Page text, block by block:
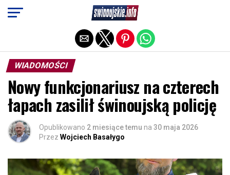
WIADOMOŚCI
Nowy funkcjonariusz na czterech
łapach zasilił świnoujską policję
Opublikowano 2 miesiące temu na 30 maja 2026
Przez Wojciech Basałygo
Exit mobile version